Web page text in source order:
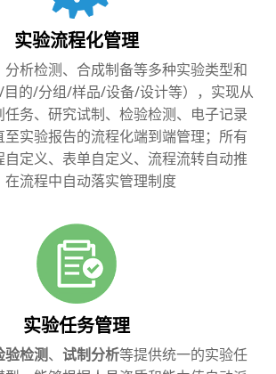
实验流程化管理
分析检测、合成制备等多种实验类型和
的/分组/样品/设备/设计等），实现从
任务、研究试制、检验检测、电子记录
实验报告的流程化端到端管理；所有
定义、表单自定义、流程流转自动推
在流程中自动落实管理制度
实验任务管理
验检测、 试制分析等提供统一的实验任